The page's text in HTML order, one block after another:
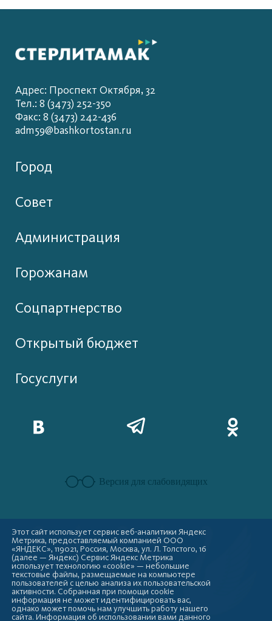
Адрес: Проспект Октября, 32
Тел.: 8 (3473) 252-350
Факс: 8 (3473) 242-436
adm59@bashkortostan.ru
Город
Совет
Администрация
Горожанам
Соцпартнерство
Открытый бюджет
Госуслуги
Версия для слабовидящих
Этот сайт использует сервис веб-аналитики Яндекс
Метрика, предоставляемый компанией ООО
«ЯНДЕКС», 119021, Россия, Москва, ул. Л. Толстого, 16
(далее — Яндекс) Сервис Яндекс Метрика
использует технологию «cookie» — небольшие
текстовые файлы, размещаемые на компьютере
пользователей с целью анализа их пользовательской
активности. Собранная при помощи cookie
информация не может идентифицировать вас,
однако может помочь нам улучшить работу нашего
сайта. Информация об использовании вами данного